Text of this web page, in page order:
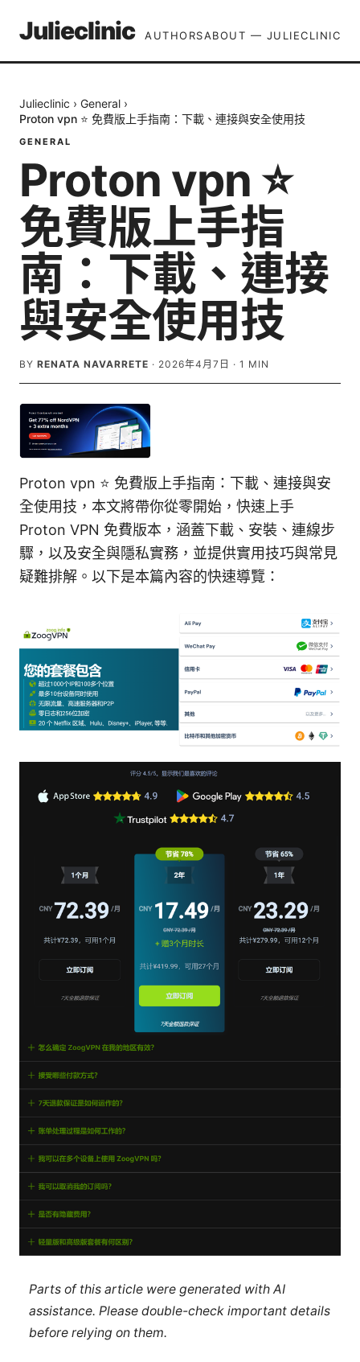
Julieclinic AUTHORSABOUT — JULIECLINIC
Julieclinic › General ›
Proton vpn ⭐ 免費版上手指南：下載、連接與安全使用技
GENERAL
Proton vpn ⭐
免費版上手指
南：下載、連接
與安全使用技
BY RENATA NAVARRETE · 2026年4月7日 · 1 MIN
Proton vpn ⭐ 免費版上手指南：下載、連接與安
全使用技，本文將帶你從零開始，快速上手
Proton VPN 免費版本，涵蓋下載、安裝、連線步
驟，以及安全與隱私實務，並提供實用技巧與常見
疑難排解。以下是本篇內容的快速導覽：
Parts of this article were generated with AI
assistance. Please double-check important details
before relying on them.